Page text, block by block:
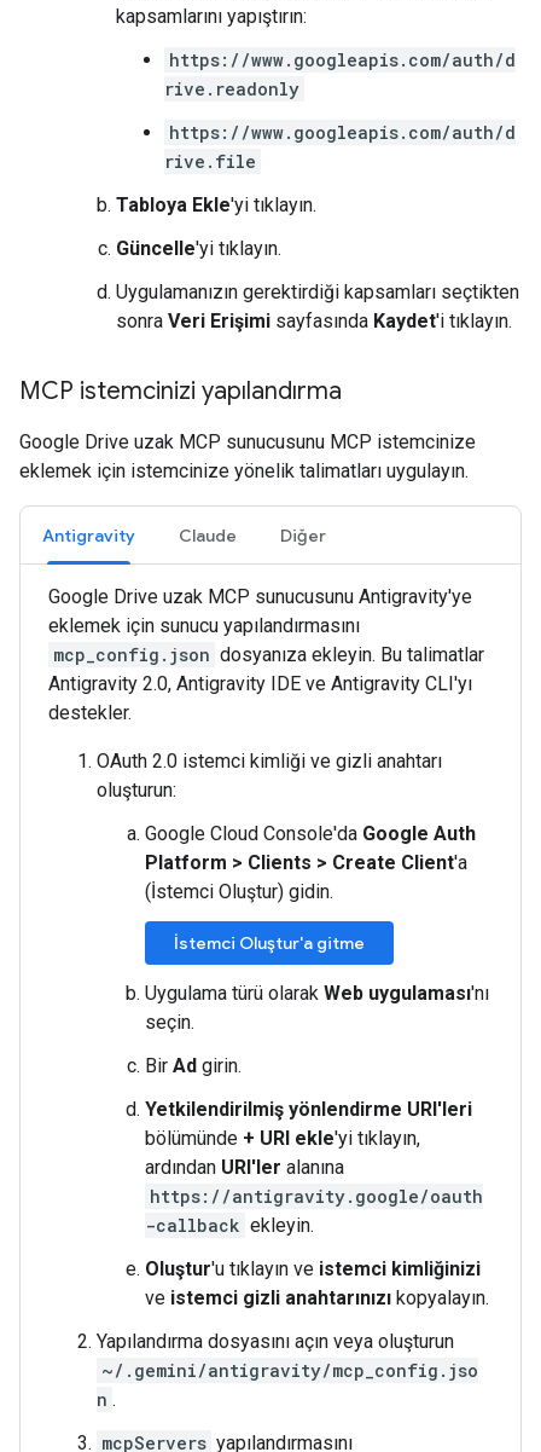
kapsamlarını yapıştırın:
https://www.googleapis.com/auth/d
rive.readonly
https://www.googleapis.com/auth/d
rive.file
Tabloya Ekle'yi tıklayın.
Güncelle'yi tıklayın.
Uygulamanızın gerektirdiği kapsamları seçtikten
sonra Veri Erişimi sayfasında Kaydet'i tıklayın.
MCP istemcinizi yapılandırma
Google Drive uzak MCP sunucusunu MCP istemcinize
eklemek için istemcinize yönelik talimatları uygulayın.
Antigravity Claude Diğer
Google Drive uzak MCP sunucusunu Antigravity'ye
eklemek için sunucu yapılandırmasını
mcp_config.json dosyanıza ekleyin. Bu talimatlar
Antigravity 2.0, Antigravity IDE ve Antigravity CLI'yı
destekler.
OAuth 2.0 istemci kimliği ve gizli anahtarı
oluşturun:
Google Cloud Console'da Google Auth
Platform > Clients > Create Client'a
(İstemci Oluştur) gidin.
İstemci Oluştur'a gitme
Uygulama türü olarak Web uygulaması'nı
seçin.
Bir Ad girin.
Yetkilendirilmiş yönlendirme URI'leri
bölümünde + URI ekle'yi tıklayın,
ardından URI'ler alanına
https://antigravity.google/oauth
-callback ekleyin.
Oluştur'u tıklayın ve istemci kimliğinizi
ve istemci gizli anahtarınızı kopyalayın.
Yapılandırma dosyasını açın veya oluşturun
~/.gemini/antigravity/mcp_config.jso
n .
mcpServers yapılandırmasını